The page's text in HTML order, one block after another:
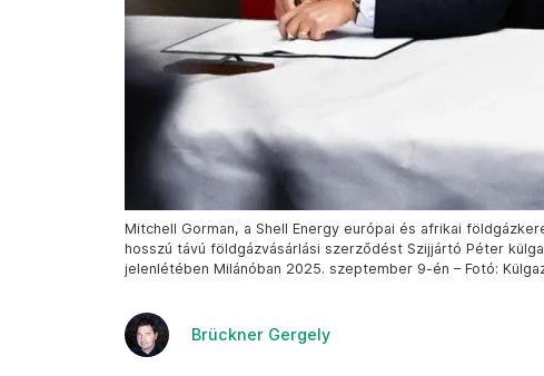
Mitchell Gorman, a Shell Energy európai és afrikai
hosszú távú földgázvásárlási szerződést Szijjártó Péter
jelenlétében Milánóban 2025. szeptember 9-én – Fotó:
Brückner Gergely